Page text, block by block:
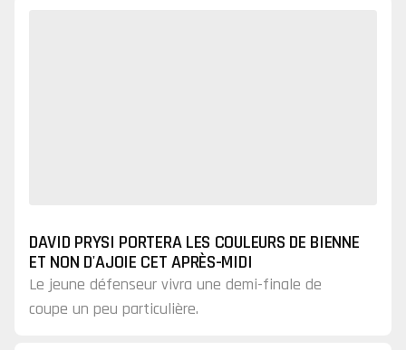
DAVID PRYSI PORTERA LES COULEURS DE BIENNE
ET NON D'AJOIE CET APRÈS-MIDI
Le jeune défenseur vivra une demi-finale de
coupe un peu particulière.